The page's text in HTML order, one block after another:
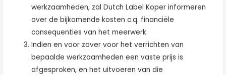
werkzaamheden, zal Dutch Label Koper informeren
over de bijkomende kosten c.q. financiële
consequenties van het meerwerk.
Indien en voor zover voor het verrichten van
bepaalde werkzaamheden een vaste prijs is
afgesproken, en het uitvoeren van die